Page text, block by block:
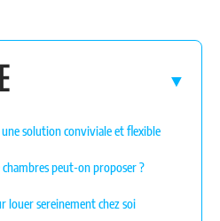
solution conviviale et flexible
peut-on proposer ?
louer sereinement chez soi